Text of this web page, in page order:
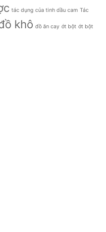
tác dụng của tinh dầu cam Tác
khô đồ ăn cay ớt bột ớt bột